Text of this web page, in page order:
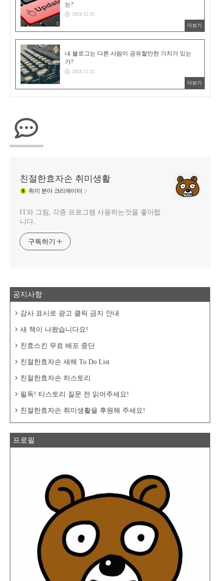
는?
2018.12.21
더보기
내 블로그는 다른 사람이 공유할만한 가치가 있는
가?
2018.12.21
더보기
친절한효자손 취미생활
취미 분야 크리에이터
IT와 그림, 각종 프로그램 사용하는것을 좋아합
니다.
구독하기
공지사항
감사 표시로 광고 클릭 금지 안내
새 책이 나왔습니다요!
친효스킨 무료 배포 중단
친절한효자손 새해 To Do List
친절한효자손 히스토리
필독! 티스토리 질문 전 읽어주세요!
친절한효자손 취미생활을 후원해 주세요!
프로필